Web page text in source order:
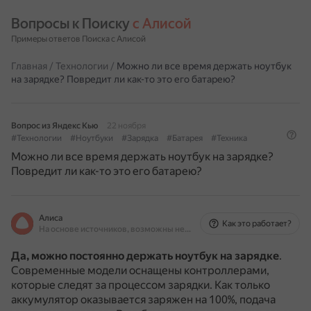
Вопросы к Поиску с Алисой
Примеры ответов Поиска с Алисой
Главная / Технологии / Можно ли все время держать ноутбук
на зарядке? Повредит ли как-то это его батарею?
Вопрос из Яндекс Кью
22 ноября
#Технологии
#Ноутбуки #Зарядка #Батарея #Техника
Можно ли все время держать ноутбук на зарядке?
Повредит ли как-то это его батарею?
Алиса
На основе источников, возможны неточности
Как это работает?
Да, можно постоянно держать ноутбук на зарядке.
Современные модели оснащены контроллерами,
которые следят за процессом зарядки. Как только
аккумулятор оказывается заряжен на 100%, подача